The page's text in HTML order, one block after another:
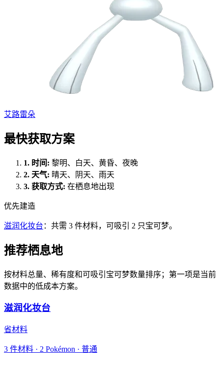
艾路雷朵
最快获取方案
1. 时间 : 黎明、白天、黄昏、夜晚
2. 天气: 晴天、阴天、雨天
3. 获取方式: 在栖息地出现
优先建造
滋润化妆台 ：共需 3 件材料，可吸引 2 只宝可梦。
推荐栖息地
按材料总量、稀有度和可吸引宝可梦数量排序；第一项是当前
数据中的低成本方案。
滋润化妆台
省材料
3 件材料 · 2 Pokémon · 普通